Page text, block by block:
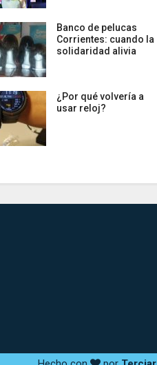
Banco de pelucas
Corrientes: cuando la
solidaridad alivia
¿Por qué volvería a
usar reloj?